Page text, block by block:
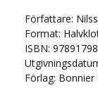
Författare:
Format:
ISBN:
Förlag: Bonnier